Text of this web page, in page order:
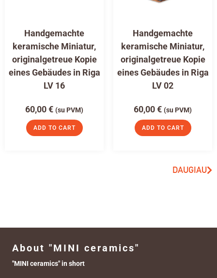
Handgemachte
keramische Miniatur,
originalgetreue Kopie
eines Gebäudes in Riga
LV 16
60,00€ (su PVM)
ADD TO CART
Handgemachte
keramische Miniatur,
originalgetreue Kopie
eines Gebäudes in Riga
LV 02
60,00€ (su PVM)
ADD TO CART
DAUGIAU
About "MINI ceramics"
"MINI ceramics" in short